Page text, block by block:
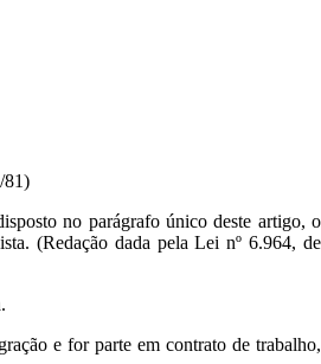
81)
no parágrafo único deste artigo, o
(Redação dada pela Lei nº 6.964, de
e for parte em contrato de trabalho,